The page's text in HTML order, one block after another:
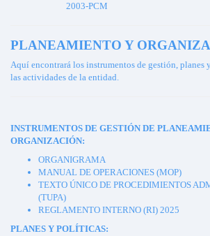
2003-PCM
PLANEAMIENTO Y
Aquí encontrará los instrumentos de gestión, planes
las actividades de la entidad.
INSTRUMENTOS DE GESTIÓN DE
ORGANIZACIÓN:
ORGANIGRAMA
MANUAL DE OPERACIONES (MOP)
TEXTO ÚNICO DE PROCEDIMIENTOS
(TUPA)
REGLAMENTO INTERNO (RI) 2025
PLANES Y POLÍTICAS: